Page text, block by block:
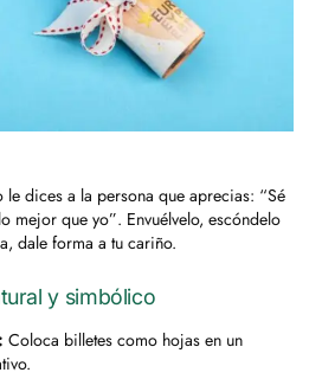
dices a la persona que aprecias: “Sé
mejor que yo”. Envuélvelo, escóndelo
dale forma a tu cariño.
y simbólico
Coloca billetes como hojas en un